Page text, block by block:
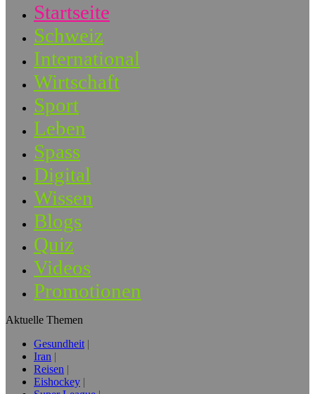
Startseite
Schweiz
International
Wirtschaft
Sport
Leben
Spass
Digital
Wissen
Blogs
Quiz
Videos
Promotionen
Aktuelle Themen
Gesundheit
Iran
Reisen
Eishockey